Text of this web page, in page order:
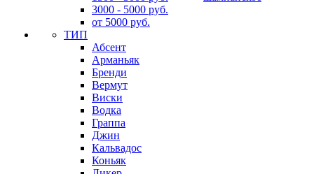
3000 - 5000 руб.
от 5000 руб.
ТИП
Абсент
Арманьяк
Бренди
Вермут
Виски
Водка
Граппа
Джин
Кальвадос
Коньяк